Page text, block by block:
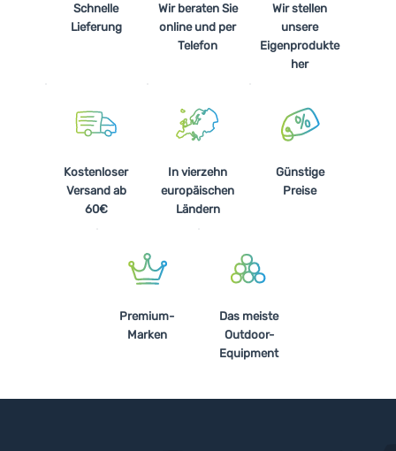
Schnelle
Lieferung
Wir beraten Sie
online und per
Telefon
Wir stellen
unsere
Eigenprodukte
her
Kostenloser
Versand ab
60€
In vierzehn
europäischen
Ländern
Günstige
Preise
Premium-
Marken
Das meiste
Outdoor-
Equipment